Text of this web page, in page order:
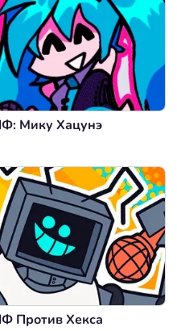
Мику Хацунэ
Против Хекса